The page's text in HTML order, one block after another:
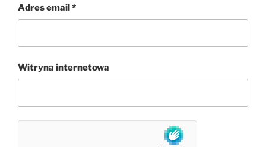
Adres email*
Witryna internetowa